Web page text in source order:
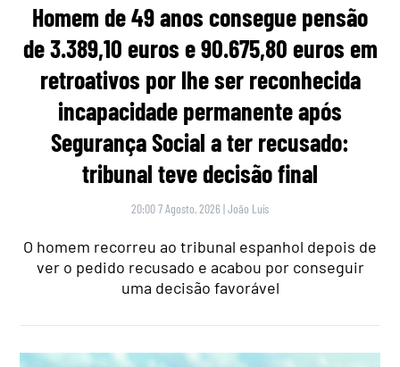
Homem de 49 anos consegue pensão
de 3.389,10 euros e 90.675,80 euros em
retroativos por lhe ser reconhecida
incapacidade permanente após
Segurança Social a ter recusado:
tribunal teve decisão final
20:00 7 Agosto, 2026 |João Luís
O homem recorreu ao tribunal espanhol depois de
ver o pedido recusado e acabou por conseguir
uma decisão favorável